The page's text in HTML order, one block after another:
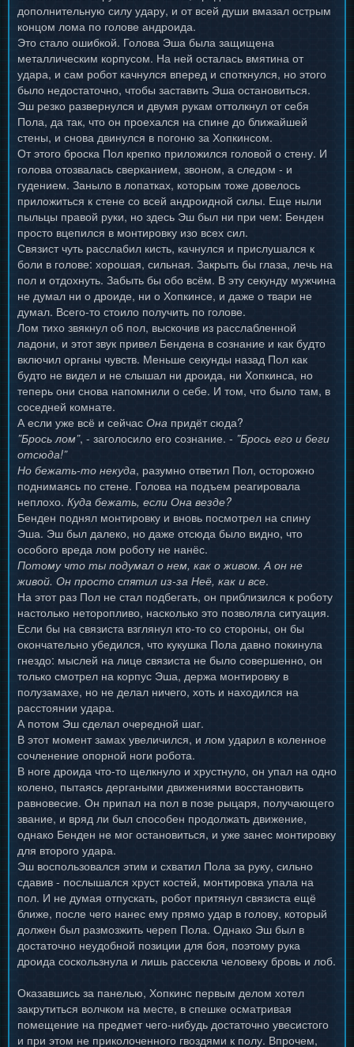
дополнительную силу удару, и от всей души вмазал острым
концом лома по голове андроида.
Это стало ошибкой. Голова Эша была защищена
металлическим корпусом. На ней осталась вмятина от
удара, и сам робот качнулся вперед и споткнулся, но этого
было недостаточно, чтобы заставить Эша остановиться.
Эш резко развернулся и двумя рукам оттолкнул от себя
Пола, да так, что он проехался на спине до ближайшей
стены, и снова двинулся в погоню за Хопкинсом.
От этого броска Пол крепко приложился головой о стену. И
голова отозвалась сверканием, звоном, а следом - и
гудением. Заныло в лопатках, которым тоже довелось
приложиться к стене со всей андроидной силы. Еще ныли
пыльцы правой руки, но здесь Эш был ни при чем: Бенден
просто вцепился в монтировку изо всех сил.
Связист чуть расслабил кисть, качнулся и прислушался к
боли в голове: хорошая, сильная. Закрыть бы глаза, лечь на
пол и отдохнуть. Забыть бы обо всём. В эту секунду мужчина
не думал ни о дроиде, ни о Хопкинсе, и даже о твари не
думал. Всего-то стоило получить по голове.
Лом тихо звякнул об пол, выскочив из расслабленной
ладони, и этот звук привел Бендена в сознание и как будто
включил органы чувств. Меньше секунды назад Пол как
будто не видел и не слышал ни дроида, ни Хопкинса, но
теперь они снова напомнили о себе. И том, что было там, в
соседней комнате.
А если уже всё и сейчас Она придёт сюда?
”Брось лом”, - заголосило его сознание. - ”Брось его и беги
отсюда!”
Но бежать-то некуда, разумно ответил Пол, осторожно
поднимаясь по стене. Голова на подъем реагировала
неплохо. Куда бежать, если Она везде?
Бенден поднял монтировку и вновь посмотрел на спину
Эша. Эш был далеко, но даже отсюда было видно, что
особого вреда лом роботу не нанёс.
Потому что ты подумал о нем, как о живом. А он не
живой. Он просто спятил из-за Неё, как и все.
На этот раз Пол не стал подбегать, он приблизился к роботу
настолько неторопливо, насколько это позволяла ситуация.
Если бы на связиста взглянул кто-то со стороны, он бы
окончательно убедился, что кукушка Пола давно покинула
гнездо: мыслей на лице связиста не было совершенно, он
только смотрел на корпус Эша, держа монтировку в
полузамахе, но не делал ничего, хоть и находился на
расстоянии удара.
А потом Эш сделал очередной шаг.
В этот момент замах увеличился, и лом ударил в коленное
сочленение опорной ноги робота.
В ноге дроида что-то щелкнуло и хрустнуло, он упал на одно
колено, пытаясь дергаными движениями восстановить
равновесие. Он припал на пол в позе рыцаря, получающего
звание, и вряд ли был способен продолжать движение,
однако Бенден не мог остановиться, и уже занес монтировку
для второго удара.
Эш воспользовался этим и схватил Пола за руку, сильно
сдавив - послышался хруст костей, монтировка упала на
пол. И не думая отпускать, робот притянул связиста ещё
ближе, после чего нанес ему прямо удар в голову, который
должен был размозжить череп Пола. Однако Эш был в
достаточно неудобной позиции для боя, поэтому рука
дроида соскользнула и лишь рассекла человеку бровь и лоб.
Оказавшись за панелью, Хопкинс первым делом хотел
закрутиться волчком на месте, в спешке осматривая
помещение на предмет чего-нибудь достаточно увесистого
и при этом не приколоченного гвоздями к полу. Впрочем,